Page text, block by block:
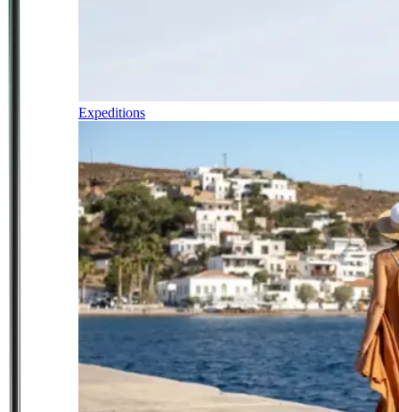
Expeditions